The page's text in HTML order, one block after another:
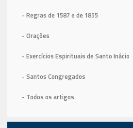
- Regras de 1587 e de 1855
- Orações
- Exercícios Espirituais de Santo Inácio
- Santos Congregados
- Todos os artigos